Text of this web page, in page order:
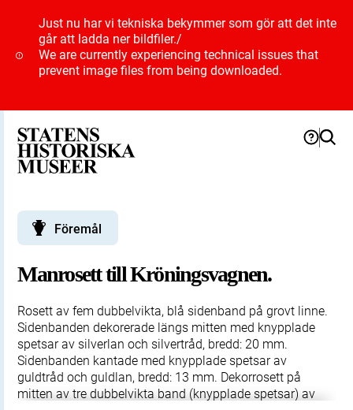
Just nu har vi tekniska bekymmer som gör att det inte
går att ladda ner bildfiler./
We are currently experiencing technical issues that
prevent image files from being downloaded.
Föremål
Manrosett till Kröningsvagnen.
Rosett av fem dubbelvikta, blå sidenband på grovt linne.
Sidenbanden dekorerade längs mitten med knypplade
spetsar av silverlan och silvertråd, bredd: 20 mm.
Sidenbanden kantade med knypplade spetsar av
guldtråd och guldlan, bredd: 13 mm. Dekorrosett på
mitten av tre dubbelvikta band (knypplade spetsar) av